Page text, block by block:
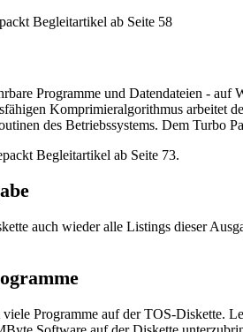
Begleitartikel ab Seite 58
Programme und Datendateien -
Komprimieralgorithmus arbeitet
des Betriebssystems. Dem Turbo
Begleitartikel ab Seite 73.
auch wieder alle Listings dieser
Programme auf der TOS-Diskette.